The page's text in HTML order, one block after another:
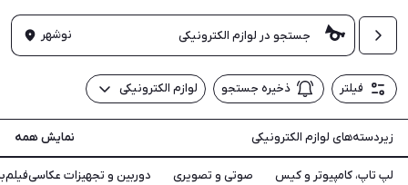
نوشهر
فیلتر ذخیره جستجو لوازم الکترونیکی
زیردسته‌های لوازم الکترونیکی نمایش همه
لپ تاپ، کامپیوتر و کیس صوتی و تصویری دوربین و تجهیزات